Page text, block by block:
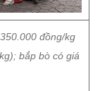
đồng/kg
bắp bò có giá